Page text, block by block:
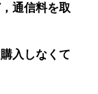
通信料を取
入しなくて